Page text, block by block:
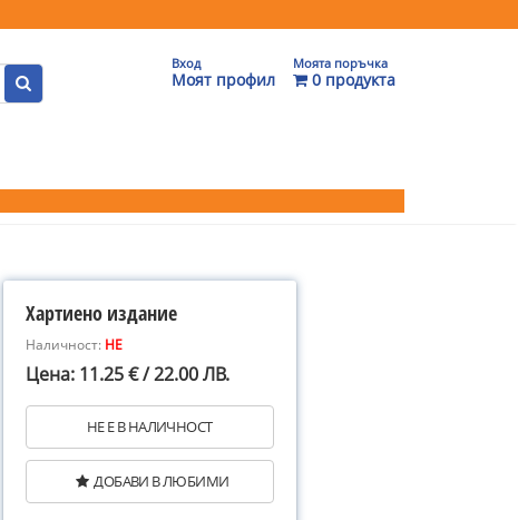
Вход
Моят профил
Моята поръчка
0 продукта
Хартиено издание
Наличност: НЕ
Цена: 11.25 € / 22.00 ЛВ.
НЕ Е В НАЛИЧНОСТ
ДОБАВИ В ЛЮБИМИ